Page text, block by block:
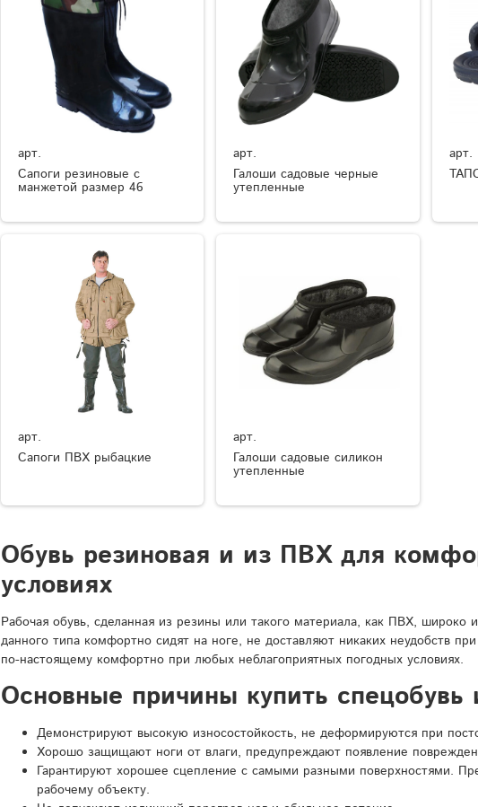
арт.
Сапоги резиновые с
манжетой размер 46
арт.
Галоши садовые черные
утепленные
арт.
арт.
Сапоги ПВХ рыбацкие
арт.
Галоши садовые силикон
утепленные
Обувь резиновая и из ПВХ для
условиях
Рабочая обувь, сделанная из резины или такого материала, как ПВХ, широко
данного типа комфортно сидят на ноге, не доставляют никаких неудобств
по-настоящему комфортно при любых неблагоприятных погодных условиях.
Основные причины купить спецобувь
Демонстрируют высокую износостойкость, не деформируются при
Хорошо защищают ноги от влаги, предупреждают появление
Гарантируют хорошее сцепление с самыми разными поверхностями.
рабочему объекту.